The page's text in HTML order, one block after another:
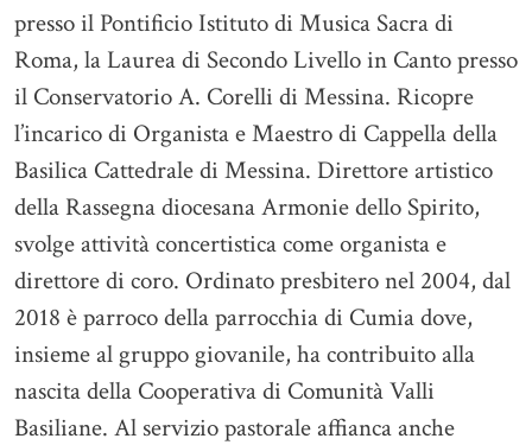
presso il Pontificio Istituto di Musica Sacra di
Roma, la Laurea di Secondo Livello in Canto presso
il Conservatorio A. Corelli di Messina. Ricopre
l’incarico di Organista e Maestro di Cappella della
Basilica Cattedrale di Messina. Direttore artistico
della Rassegna diocesana Armonie dello Spirito,
svolge attività concertistica come organista e
direttore di coro. Ordinato presbitero nel 2004, dal
2018 è parroco della parrocchia di Cumia dove,
insieme al gruppo giovanile, ha contribuito alla
nascita della Cooperativa di Comunità Valli
Basiliane. Al servizio pastorale affianca anche